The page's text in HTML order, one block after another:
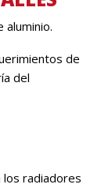
de
del
radiadores